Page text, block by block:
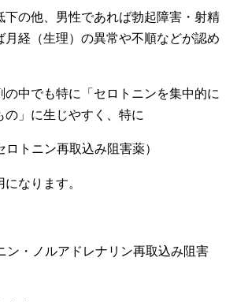
下の他、男性であれば勃起障害・射精
月経（生理）の異常や不順などが認め
の中でも特に「セロトニンを集中的に
の」に生じやすく、特に
トニン再取込み阻害薬）
なります。
ン・ノルアドレナリン再取込み阻害